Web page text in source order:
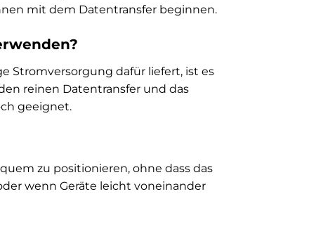
mit dem Datentransfer beginnen.
Stromversorgung dafür liefert, ist es
reinen Datentransfer und das
geeignet.
zu positionieren, ohne dass das
wenn Geräte leicht voneinander